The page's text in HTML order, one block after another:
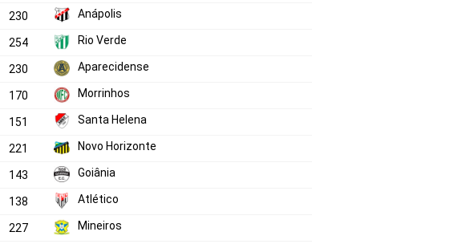
230 Anápolis
254 Rio Verde
230 Aparecidense
170 Morrinhos
151 Santa Helena
221 Novo Horizonte
143 Goiânia
138 Atlético
227 Mineiros